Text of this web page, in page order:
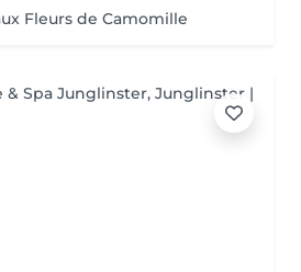
Fleurs de Camomille